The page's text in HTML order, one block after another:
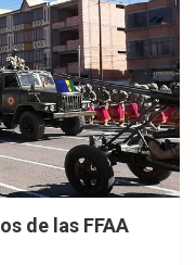
de las FFAA